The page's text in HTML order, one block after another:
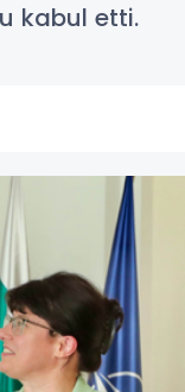
kabul etti.